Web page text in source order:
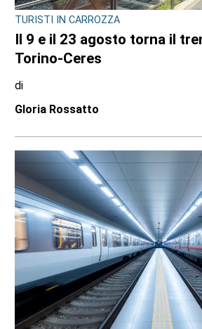
TURISTI IN CARROZZA
Il 9 e il 23 agosto torna il
Torino-Ceres
di
Gloria Rossatto